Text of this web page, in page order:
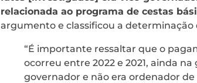
relacionada ao programa de cestas
argumento e classificou a determinação
“É importante ressaltar que o
ocorreu entre 2022 e 2021, ainda
governador e não era ordenador